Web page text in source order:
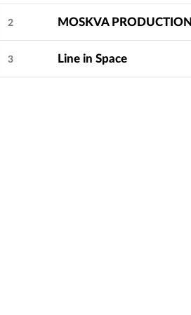
2 MOSKVA PRODUCTION
3 Line in Space